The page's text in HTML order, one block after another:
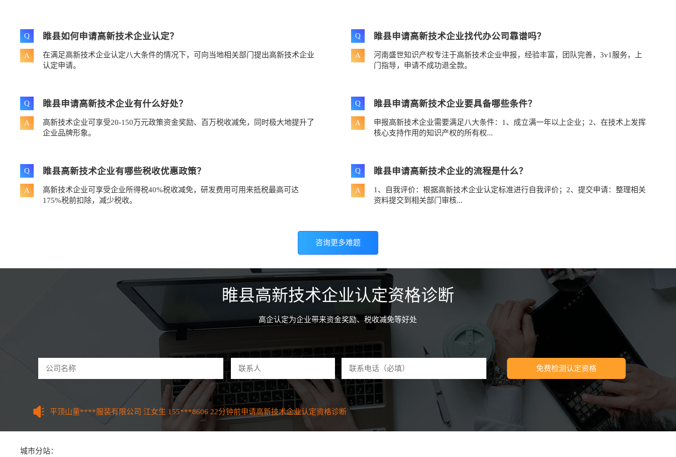
Q 睢县如何申请高新技术企业认定？
A
在满足高新技术企业认定八大条件的情况下，可向当地相关部门提出高新技术企业
认定申请。
Q 睢县申请高新技术企业找代办公司靠谱吗？
A
河南盛世知识产权专注于高新技术企业申报，经验丰富，团队完善，3v1服务，上
门指导，申请不成功退全款。
Q 睢县申请高新技术企业有什么好处？
A
高新技术企业可享受20-150万元政策资金奖励、百万税收减免，同时极大地提升了
企业品牌形象。
Q 睢县申请高新技术企业要具备哪些条件？
A
申报高新技术企业需要满足八大条件：1、成立满一年以上企业；2、在技术上发挥
核心支持作用的知识产权的所有权...
Q 睢县高新技术企业有哪些税收优惠政策？
A
高新技术企业可享受企业所得税40%税收减免，研发费用可用来抵税最高可达
175%税前扣除，减少税收。
Q 睢县申请高新技术企业的流程是什么？
A
1、自我评价：根据高新技术企业认定标准进行自我评价；2、提交申请：整理相关
资料提交到相关部门审核...
咨询更多难题
睢县高新技术企业认定资格诊断
高企认定为企业带来资金奖励、税收减免等好处
免费检测认定资格
诊断
河南怀****网络科技公司 李先生135***89953分钟前申请高新技术企业认定资格诊断
郑州东****设备有限公司 魏先生
5分钟前申请高新技术企业认定资格
开封鼎****技术有限公司 张先生158***96619分钟前申请高新技术企业认定资格诊断
185***0111 12分钟前申请高新技术企业认定资格
诊断
洛阳餐****科技有限公司 刘先生
133***9621 18分钟前申请 高新技术企业认定资格
平顶山童****服装有限公司 江女生 155***8606 22分钟前申请高新技术企业认定资格诊断
安阳山****股份有限公司 王先生
26分钟前申请
鹤壁红****管理有限公司 朱先生185***011134分钟前申请高新技术企业认定资格诊断
城市分站：